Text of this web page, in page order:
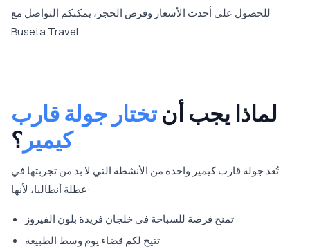
للحصول على أحدث الأسعار وفرص الحجز، يمكنكم التواصل مع
Buseta Travel.
لماذا يجب أنتختار جولة قارب
كيمير ؟
تُعد جولة قارب كيمير واحدة من الأنشطة التي لا بد من تجربتها في
عطلة أنطاليا، لأنها:
تمنح فرصة للسباحة في خلجان فريدة بلون الفيروز
تتيح لكم قضاء يوم وسط الطبيعة